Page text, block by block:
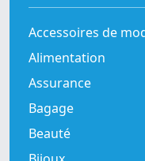
Accessoires de
Alimentation
Assurance
Bagage
Beauté